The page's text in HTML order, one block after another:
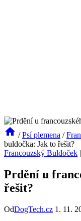
/ Psí plemena /
buldočka: Jak to řešit?
Francouzský Buldoček |
Prdění u
řešit?
OdDogTech.cz 1. 11.